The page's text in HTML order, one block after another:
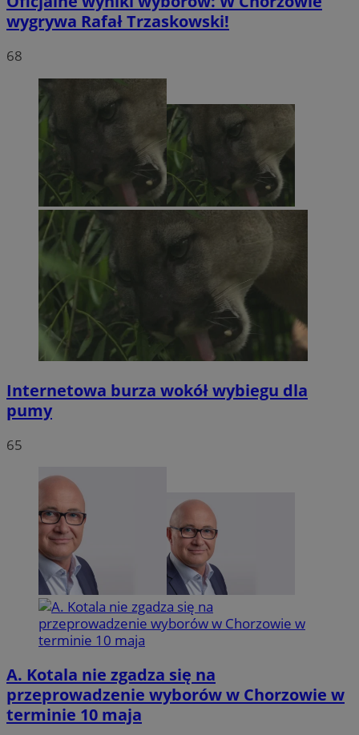
wygrywa Rafał Trzaskowski!
68
Internetowa burza wokół wybiegu dla
pumy
65
A. Kotala nie zgadza się na
przeprowadzenie wyborów w Chorzowie w
terminie 10 maja